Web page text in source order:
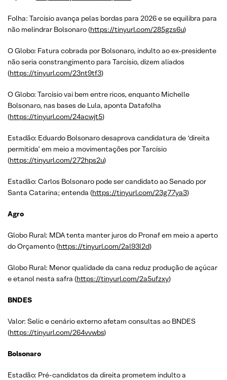
Folha: Tarcísio avança pelas bordas para 2026 e se equilibra para
não melindrar Bolsonaro (https://tinyurl.com/285gzs6u)
O Globo: Fatura cobrada por Bolsonaro, indulto ao ex-presidente
não seria constrangimento para Tarcísio, dizem aliados
(https://tinyurl.com/23nt9tf3)
O Globo: Tarcísio vai bem entre ricos, enquanto Michelle
Bolsonaro, nas bases de Lula, aponta Datafolha
(https://tinyurl.com/24acwjt5)
Estadão: Eduardo Bolsonaro desaprova candidatura de ‘direita
permitida’ em meio a movimentações por Tarcísio
(https://tinyurl.com/272hps2u)
Estadão: Carlos Bolsonaro pode ser candidato ao Senado por
Santa Catarina; entenda (https://tinyurl.com/23g77ya3)
Agro
Globo Rural: MDA tenta manter juros do Pronaf em meio a aperto
do Orçamento (https://tinyurl.com/2al93l2d)
Globo Rural: Menor qualidade da cana reduz produção de açúcar
e etanol nesta safra (https://tinyurl.com/2a5ufzxy)
BNDES
Valor: Selic e cenário externo afetam consultas ao BNDES
(https://tinyurl.com/264vvwbs)
Bolsonaro
Estadão: Pré-candidatos da direita prometem indulto a